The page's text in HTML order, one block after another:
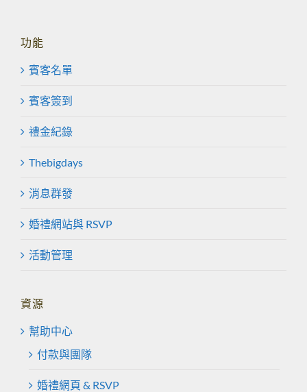
功能
賓客名單
賓客簽到
禮金紀錄
Thebigdays
消息群發
婚禮網站與 RSVP
活動管理
資源
幫助中心
付款與團隊
婚禮網頁 & RSVP